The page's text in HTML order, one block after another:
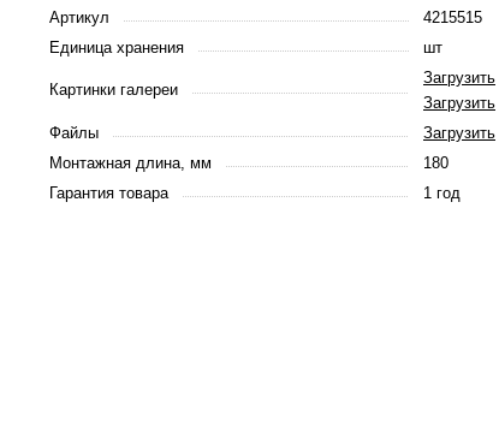
Артикул
4215515
Единица хранения
шт
Картинки галереи
Загрузить
Загрузить
Файлы
Загрузить
Монтажная длина, мм
180
Гарантия товара
1 год